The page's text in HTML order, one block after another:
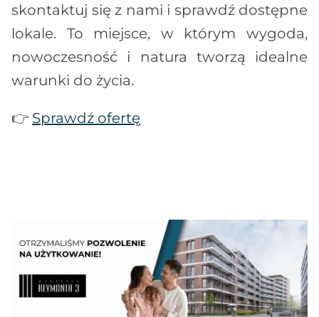
skontaktuj się z nami i sprawdź dostępne
lokale. To miejsce, w którym wygoda,
nowoczesność i natura tworzą idealne
warunki do życia.
👉 Sprawdź ofertę